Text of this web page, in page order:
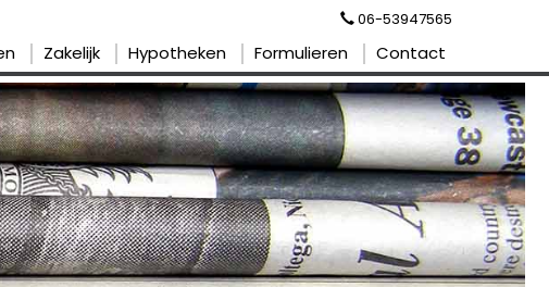
06-53947565
Zakelijk Hypotheken Formulieren Contact